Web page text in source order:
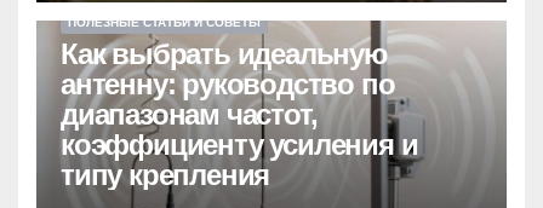
ПОЛЕЗНЫЕ СТАТЬИ И СОВЕТЫ
Как выбрать идеальную
антенну: руководство по
диапазонам частот,
коэффициенту усиления и
типу крепления